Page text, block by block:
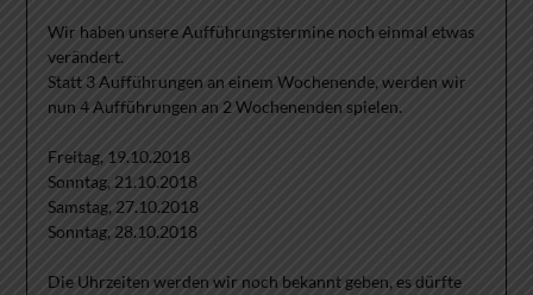
Wir haben unsere Aufführungstermine noch einmal etwas
verändert.
Statt 3 Aufführungen an einem Wochenende, werden wir
nun 4 Aufführungen an 2 Wochenenden spielen.
Freitag, 19.10.2018
Sonntag, 21.10.2018
Samstag, 27.10.2018
Sonntag, 28.10.2018
Die Uhrzeiten werden wir noch bekannt geben, es dürfte